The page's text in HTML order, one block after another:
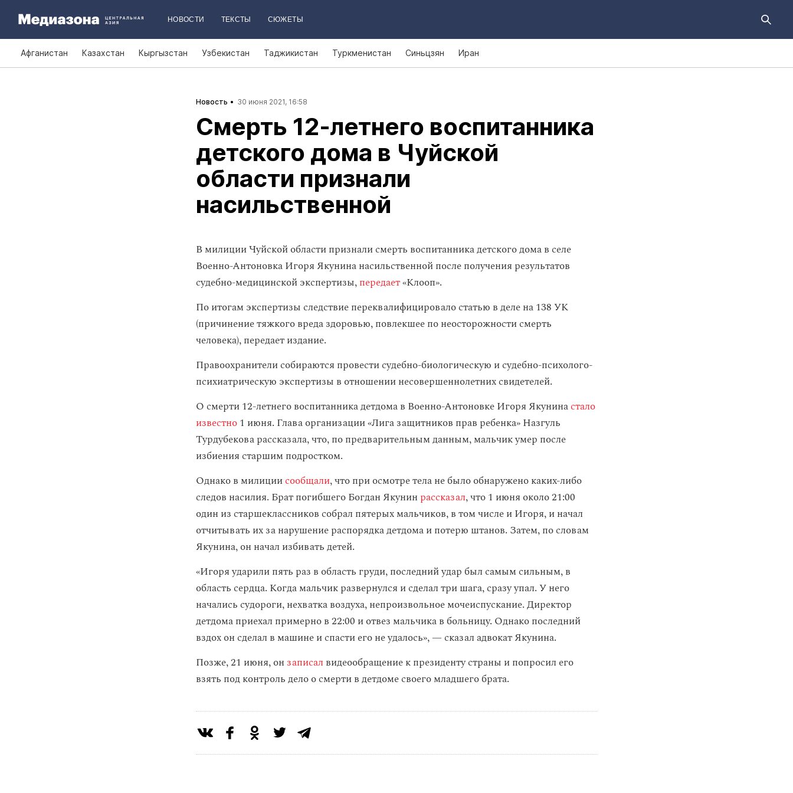
НОВОСТИ ТЕКСТЫ СЮЖЕТЫ
Афганистан Казахстан Кыргызстан Узбекистан Таджикистан Туркменистан Синьцзян Иран
Новость 30 июня 2021, 16:58
Смерть 12‑летнего воспитанника
детского дома в Чуйской
области признали
насильственной
В милиции Чуйской области признали смерть воспитанника детского дома в селе
Военно-Антоновка Игоря Якунина насильственной после получения результатов
судебно-медицинской экспертизы,передает«Клооп».
По итогам экспертизы следствие переквалифицировало статью в деле на 138 УК
(причинение тяжкого вреда здоровью, повлекшее по неосторожности смерть
человека), передает издание.
Правоохранители собираются провести судебно-биологическую и судебно-психолого-
психиатрическую экспертизы в отношении несовершеннолетних свидетелей.
О смерти 12-летнего воспитанника детдома в Военно-Антоновке Игоря Якунинастало
известно1 июня. Глава организации «Лига защитников прав ребенка» Назгуль
Турдубекова рассказала, что, по предварительным данным, мальчик умер после
избиения старшим подростком.
Однако в милициисообщали, что при осмотре тела не было обнаружено каких-либо
следов насилия. Брат погибшего Богдан Якунин рассказал, что 1 июня около 21:00
один из старшеклассников собрал пятерых мальчиков, в том числе и Игоря, и начал
отчитывать их за нарушение распорядка детдома и потерю штанов. Затем, по словам
Якунина, он начал избивать детей.
«Игоря ударили пять раз в область груди, последний удар был самым сильным, в
область сердца. Когда мальчик развернулся и сделал три шага, сразу упал. У него
начались судороги, нехватка воздуха, непроизвольное мочеиспускание. Директор
детдома приехал примерно в 22:00 и отвез мальчика в больницу. Однако последний
вздох он сделал в машине и спасти его не удалось», — сказал адвокат Якунина.
Позже, 21 июня, он записал видеообращение к президенту страны и попросил его
взять под контроль дело о смерти в детдоме своего младшего брата.